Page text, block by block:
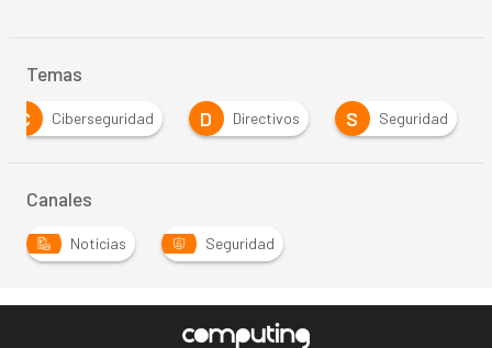
Temas
C
Ciberseguridad D Directivos S Seguridad
Canales
Noticias Seguridad